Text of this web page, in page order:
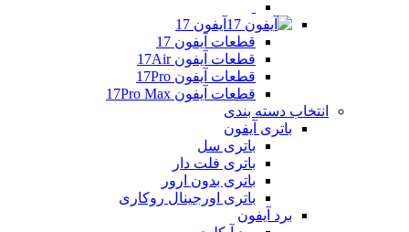
آیفون 17
قطعات آیفون 17
قطعات آیفون 17Air
قطعات آیفون 17Pro
قطعات آیفون 17Pro Max
انتخاب دسته بندی
باتری آیفون
باتری سل
باتری فلت دار
باتری بدون ارور
باتری اورجینال روکاری
برد آیفون